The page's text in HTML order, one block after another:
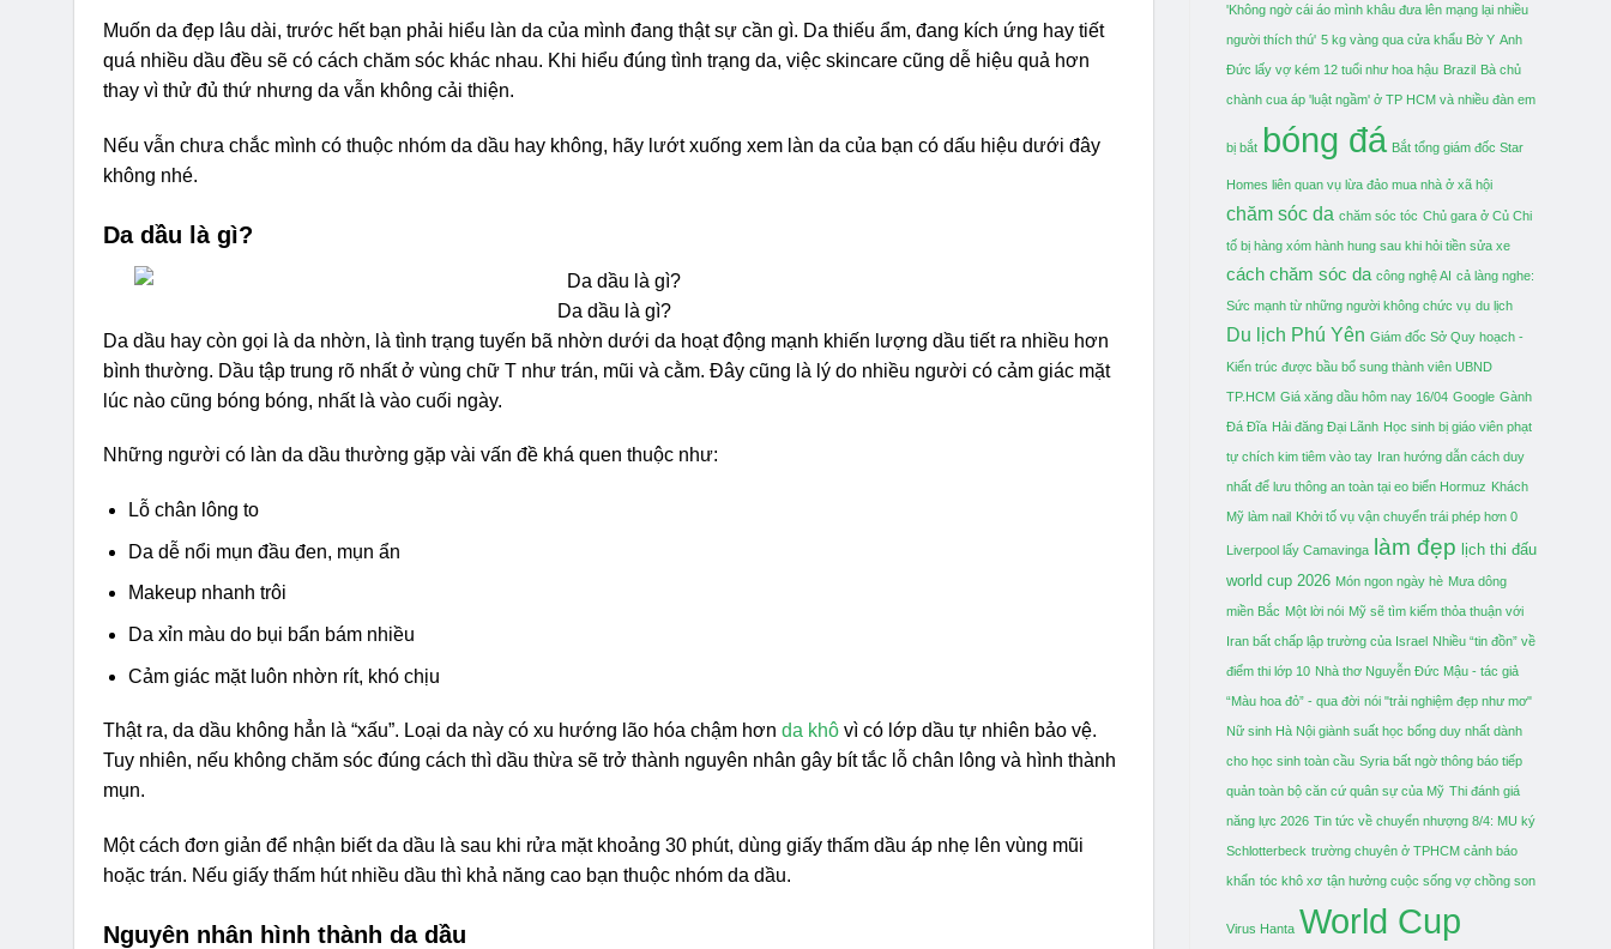
Muốn da đẹp lâu dài, trước hết bạn phải hiểu làn da của mình đang thật sự cần gì. Da thiếu ẩm, đang kích ứng hay tiết
quá nhiều dầu đều sẽ có cách chăm sóc khác nhau. Khi hiểu đúng tình trạng da, việc skincare cũng dễ hiệu quả hơn
thay vì thử đủ thứ nhưng da vẫn không cải thiện.
Nếu vẫn chưa chắc mình có thuộc nhóm da dầu hay không, hãy lướt xuống xem làn da của bạn có dấu hiệu dưới đây
không nhé.
Da dầu là gì?
Da dầu là gì?
Da dầu hay còn gọi là da nhờn, là tình trạng tuyến bã nhờn dưới da hoạt động mạnh khiến lượng dầu tiết ra nhiều hơn
bình thường. Dầu tập trung rõ nhất ở vùng chữ T như trán, mũi và cằm. Đây cũng là lý do nhiều người có cảm giác mặt
lúc nào cũng bóng bóng, nhất là vào cuối ngày.
Những người có làn da dầu thường gặp vài vấn đề khá quen thuộc như:
Lỗ chân lông to
Da dễ nổi mụn đầu đen, mụn ẩn
Makeup nhanh trôi
Da xỉn màu do bụi bẩn bám nhiều
Cảm giác mặt luôn nhờn rít, khó chịu
Thật ra, da dầu không hẳn là “xấu”. Loại da này có xu hướng lão hóa chậm hơn da khô vì có lớp dầu tự nhiên bảo vệ.
Tuy nhiên, nếu không chăm sóc đúng cách thì dầu thừa sẽ trở thành nguyên nhân gây bít tắc lỗ chân lông và hình thành
mụn.
Một cách đơn giản để nhận biết da dầu là sau khi rửa mặt khoảng 30 phút, dùng giấy thấm dầu áp nhẹ lên vùng mũi
hoặc trán. Nếu giấy thấm hút nhiều dầu thì khả năng cao bạn thuộc nhóm da dầu.
Nguyên nhân hình thành da dầu
'Không ngờ cái áo mình khâu đưa lên mạng lại nhiều
người thích thú' 5 kg vàng qua cửa khẩu Bờ Y Anh
Đức lấy vợ kém 12 tuổi như hoa hậu Brazil Bà chủ
chành cua áp 'luật ngầm' ở TP HCM và nhiều đàn em
bị bắt bóng đá Bắt tổng giám đốc Star
Homes liên quan vụ lừa đảo mua nhà ở xã hội
chăm sóc da chăm sóc tóc Chủ gara ở Củ Chi
tố bị hàng xóm hành hung sau khi hỏi tiền sửa xe
cách chăm sóc da công nghệ AI cả làng nghe:
Sức mạnh từ những người không chức vụ du lịch
Du lịch Phú Yên Giám đốc Sở Quy hoạch -
Kiến trúc được bầu bổ sung thành viên UBND
TP.HCM Giá xăng dầu hôm nay 16/04 Google Gành
Đá Đĩa Hải đăng Đại Lãnh Học sinh bị giáo viên phạt
tự chích kim tiêm vào tay Iran hướng dẫn cách duy
nhất để lưu thông an toàn tại eo biển Hormuz Khách
Mỹ làm nail Khởi tố vụ vận chuyển trái phép hơn 0
Liverpool lấy Camavinga làm đẹp lịch thi đấu
world cup 2026 Món ngon ngày hè Mưa dông
miền Bắc Một lời nói Mỹ sẽ tìm kiếm thỏa thuận với
Iran bất chấp lập trường của Israel Nhiều “tin đồn” về
điểm thi lớp 10 Nhà thơ Nguyễn Đức Mậu - tác giả
“Màu hoa đỏ” - qua đời nói "trải nghiệm đẹp như mơ"
Nữ sinh Hà Nội giành suất học bổng duy nhất dành
cho học sinh toàn cầu Syria bất ngờ thông báo tiếp
quản toàn bộ căn cứ quân sự của Mỹ Thi đánh giá
năng lực 2026 Tin tức về chuyển nhượng 8/4: MU ký
Schlotterbeck trường chuyên ở TPHCM cảnh báo
khẩn tóc khô xơ tận hưởng cuộc sống vợ chồng son
Virus Hanta World Cup